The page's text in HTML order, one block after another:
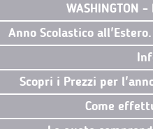
WASHINGTON
Anno Scolastico
Scopri i Prezzi per
Come